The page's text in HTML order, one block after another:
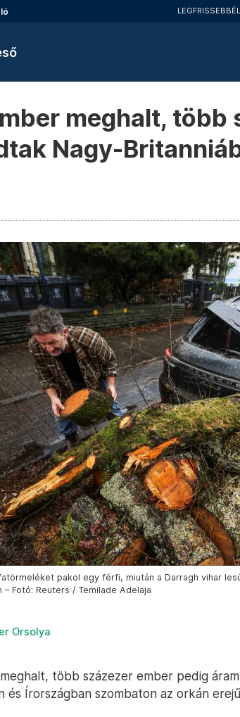
LEGFRISSEBB
meghalt, több
Nagy-
pakol egy férfi, miután a Darragh vihar
Fotó: Reuters / Temilade Adelaja
Orsolya
több százezer ember pedig
és Írországban szombaton az orkán